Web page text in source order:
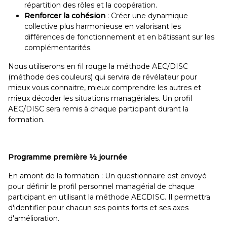
répartition des rôles et la coopération.
Renforcer la cohésion : Créer une dynamique
collective plus harmonieuse en valorisant les
différences de fonctionnement et en bâtissant sur les
complémentarités.
Nous utiliserons en fil rouge la méthode AEC/DISC
(méthode des couleurs) qui servira de révélateur pour
mieux vous connaitre, mieux comprendre les autres et
mieux décoder les situations managériales. Un profil
AEC/DISC sera remis à chaque participant durant la
formation.
Programme première ½ journée
En amont de la formation : Un questionnaire est envoyé
pour définir le profil personnel managérial de chaque
participant en utilisant la méthode AECDISC. Il permettra
d'identifier pour chacun ses points forts et ses axes
d'amélioration.